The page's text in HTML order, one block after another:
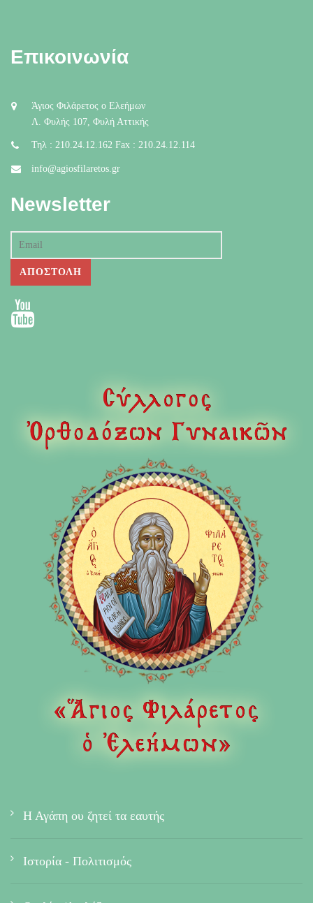
Επικοινωνία
Άγιος Φιλάρετος ο Ελεήμων
Λ. Φυλής 107, Φυλή Αττικής
Τηλ : 210.24.12.162 Fax : 210.24.12.114
info@agiosfilaretos.gr
Newsletter
Η Αγάπη ου ζητεί τα εαυτής
Ιστορία - Πολιτισμός